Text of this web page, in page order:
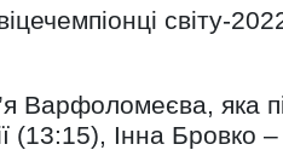
світу-
Варфоломеєва, яка
(13:15), Інна Бровко